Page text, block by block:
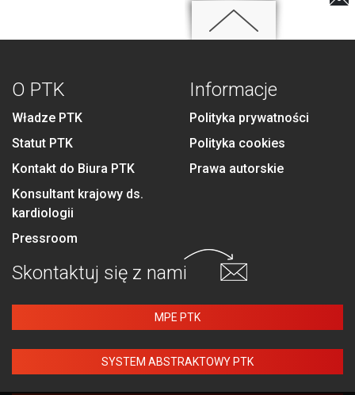
O PTK
Władze PTK
Statut PTK
Kontakt do Biura PTK
Konsultant krajowy ds.
kardiologii
Pressroom
Informacje
Polityka prywatności
Polityka cookies
Prawa autorskie
Skontaktuj się z nami
MPE PTK
SYSTEM ABSTRAKTOWY PTK